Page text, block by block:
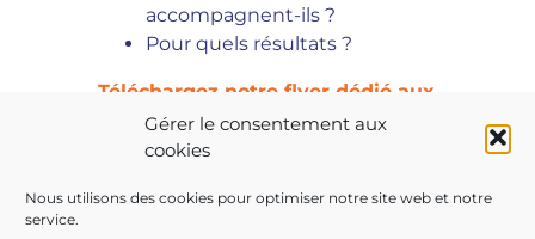
Gérer le consentement aux
cookies
Nous utilisons des cookies pour optimiser notre site web et notre
service.
accompagnent-ils ?
Pour quels résultats ?
Téléchargez notre flyer dédié aux
employeurs !